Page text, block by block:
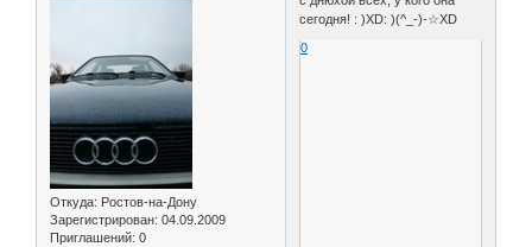
Откуда: Ростов-на-Дону
Зарегистрирован: 04.09.2009
Приглашений: 0
сегодня! : )XD: )(^_-)-☆XD
0